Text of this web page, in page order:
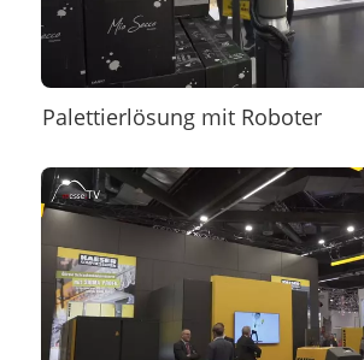
Palettierlösung mit Roboter